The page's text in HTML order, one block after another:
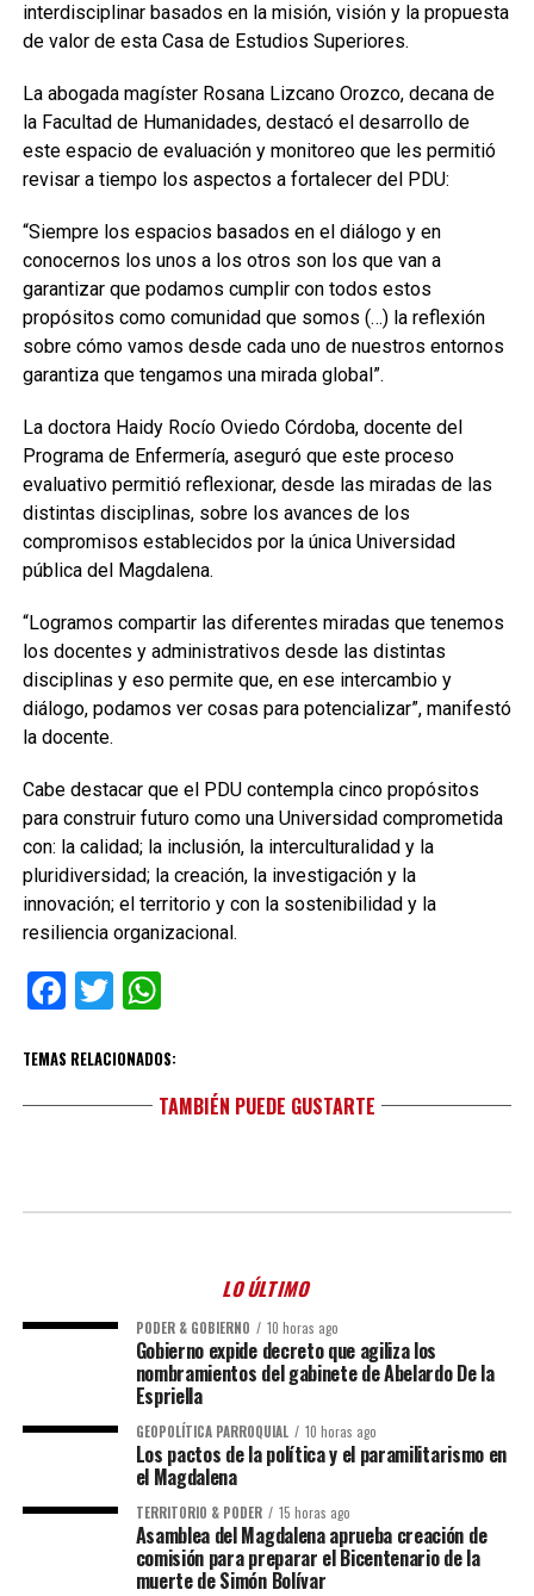
interdisciplinar basados en la misión, visión y la propuesta
de valor de esta Casa de Estudios Superiores.
La abogada magíster Rosana Lizcano Orozco, decana de
la Facultad de Humanidades, destacó el desarrollo de
este espacio de evaluación y monitoreo que les permitió
revisar a tiempo los aspectos a fortalecer del PDU:
“Siempre los espacios basados en el diálogo y en
conocernos los unos a los otros son los que van a
garantizar que podamos cumplir con todos estos
propósitos como comunidad que somos (…) la reflexión
sobre cómo vamos desde cada uno de nuestros entornos
garantiza que tengamos una mirada global”.
La doctora Haidy Rocío Oviedo Córdoba, docente del
Programa de Enfermería, aseguró que este proceso
evaluativo permitió reflexionar, desde las miradas de las
distintas disciplinas, sobre los avances de los
compromisos establecidos por la única Universidad
pública del Magdalena.
“Logramos compartir las diferentes miradas que tenemos
los docentes y administrativos desde las distintas
disciplinas y eso permite que, en ese intercambio y
diálogo, podamos ver cosas para potencializar”, manifestó
la docente.
Cabe destacar que el PDU contempla cinco propósitos
para construir futuro como una Universidad comprometida
con: la calidad; la inclusión, la interculturalidad y la
pluridiversidad; la creación, la investigación y la
innovación; el territorio y con la sostenibilidad y la
resiliencia organizacional.
Facebook
TwitterWhatsApp
TEMAS RELACIONADOS:
TAMBIÉN PUEDE GUSTARTE
LO ÚLTIMO
PODER & GOBIERNO 10 horas ago
Gobierno expide decreto que agiliza los
nombramientos del gabinete de Abelardo De la
Espriella
GEOPOLÍTICA PARROQUIAL 10 horas ago
Los pactos de la política y el paramilitarismo en
el Magdalena
TERRITORIO & PODER 15 horas ago
Asamblea del Magdalena aprueba creación de
comisión para preparar el Bicentenario de la
muerte de Simón Bolívar